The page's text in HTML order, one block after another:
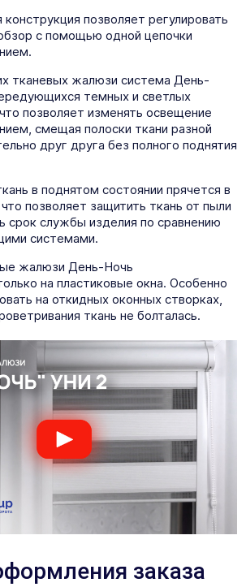
позволяет регулировать
с помощью одной цепочки
тканевых жалюзи система День-
темных и светлых
позволяет изменять освещение
смещая полоски ткани разной
друг друга без полного поднятия
в поднятом состоянии прячется в
позволяет защитить ткань от пыли
срок службы изделия по сравнению
системами.
жалюзи День-Ночь
на пластиковые окна. Особенно
на откидных оконных створках,
ткань не болталась.
заказа